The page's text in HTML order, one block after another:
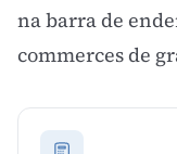
na barra de
commerces de